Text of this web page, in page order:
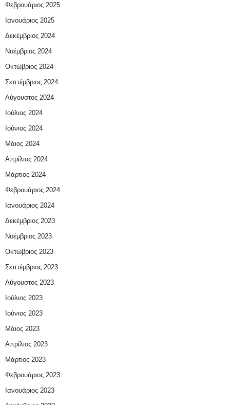
Φεβρουάριος 2025
Ιανουάριος 2025
Δεκέμβριος 2024
Νοέμβριος 2024
Οκτώβριος 2024
Σεπτέμβριος 2024
Αύγουστος 2024
Ιούλιος 2024
Ιούνιος 2024
Μάιος 2024
Απρίλιος 2024
Μάρτιος 2024
Φεβρουάριος 2024
Ιανουάριος 2024
Δεκέμβριος 2023
Νοέμβριος 2023
Οκτώβριος 2023
Σεπτέμβριος 2023
Αύγουστος 2023
Ιούλιος 2023
Ιούνιος 2023
Μάιος 2023
Απρίλιος 2023
Μάρτιος 2023
Φεβρουάριος 2023
Ιανουάριος 2023